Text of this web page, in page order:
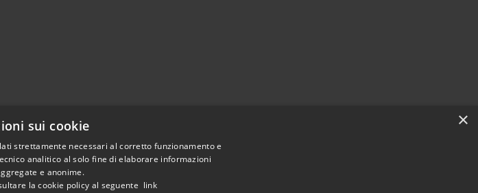
×
sui cookie
strettamente necessari al corretto funzionamento e
analitico al solo fine di elaborare informazioni
e anonime.
la cookie policy al seguente link